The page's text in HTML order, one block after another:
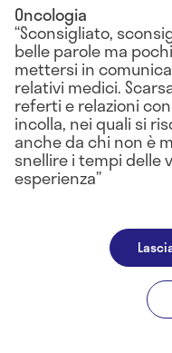
Oncologia
Sconsigliato,
belle parole ma
mettersi in
relativi medici.
referti e relazioni
incolla, nei quali si
anche da chi non è
snellire i tempi delle
esperienza